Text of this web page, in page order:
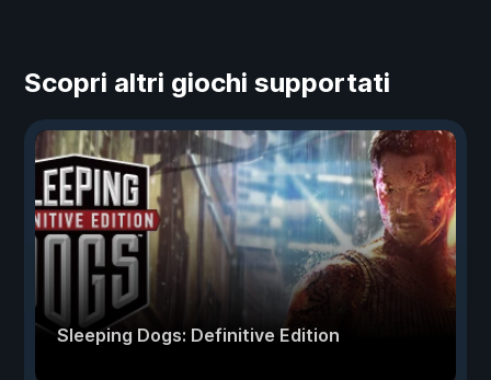
Scopri altri giochi supportati
Sleeping Dogs: Definitive Edition